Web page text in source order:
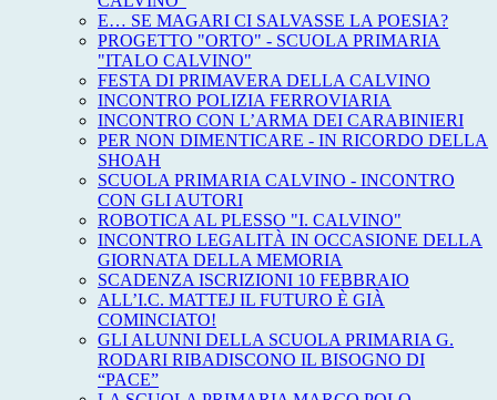
E… SE MAGARI CI SALVASSE LA POESIA?
PROGETTO "ORTO" - SCUOLA PRIMARIA
"ITALO CALVINO"
FESTA DI PRIMAVERA DELLA CALVINO
INCONTRO POLIZIA FERROVIARIA
INCONTRO CON L’ARMA DEI CARABINIERI
PER NON DIMENTICARE - IN RICORDO DELLA
SHOAH
SCUOLA PRIMARIA CALVINO - INCONTRO
CON GLI AUTORI
ROBOTICA AL PLESSO "I. CALVINO"
INCONTRO LEGALITÀ IN OCCASIONE DELLA
GIORNATA DELLA MEMORIA
SCADENZA ISCRIZIONI 10 FEBBRAIO
ALL’I.C. MATTEJ IL FUTURO È GIÀ
COMINCIATO!
GLI ALUNNI DELLA SCUOLA PRIMARIA G.
RODARI RIBADISCONO IL BISOGNO DI
“PACE”